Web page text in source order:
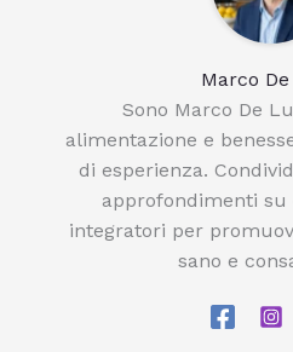
Marco
Sono Marco De
alimentazione e
di esperienza.
approfondimenti su
integratori per
sano e